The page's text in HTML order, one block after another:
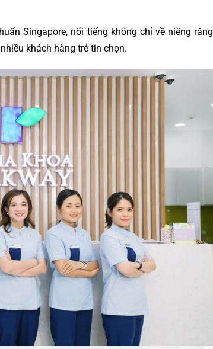
Singapore, nổi tiếng không chỉ về niềng răng
khách hàng trẻ tin chọn.